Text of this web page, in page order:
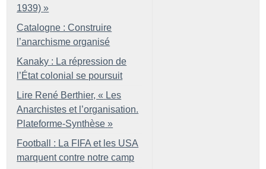
1939) »
Catalogne : Construire
l’anarchisme organisé
Kanaky : La répression de
l’État colonial se poursuit
Lire René Berthier, « Les
Anarchistes et l’organisation.
Plateforme-Synthèse »
Football : La FIFA et les USA
marquent contre notre camp